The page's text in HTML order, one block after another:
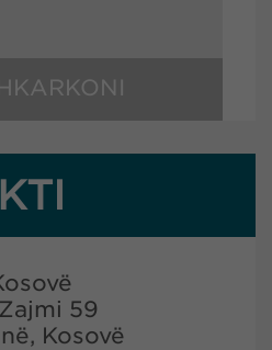
59
Kosovë